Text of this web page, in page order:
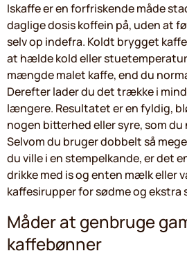
Iskaffe er en forfriskende måde
daglige dosis koffein på, uden at
selv op indefra. Koldt brygget
at hælde kold eller
mængde malet kaffe, end du
Derefter lader du det trække i
længere. Resultatet er en fyldig,
nogen bitterhed eller syre, som
Selvom du bruger dobbelt så
du ville i en stempelkande, er det
drikke med is og enten mælk eller
kaffesirupper for sødme og ekstra
Måder at genbruge
kaffebønner